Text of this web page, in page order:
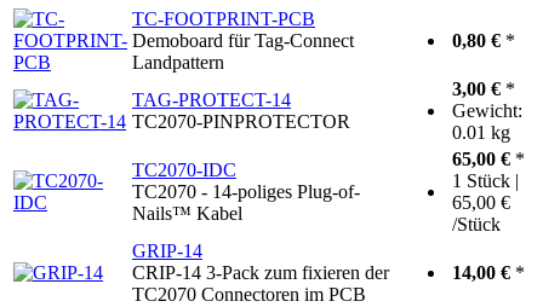
TC-FOOTPRINT-PCB
Demoboard für Tag-Connect
Landpattern
0,80 € *
TAG-PROTECT-14
TC2070-PINPROTECTOR
3,00 € *
Gewicht:
0.01 kg
TC2070-IDC
TC2070 - 14-poliges Plug-of-
Nails™ Kabel
65,00 € *
1 Stück |
65,00 €
/Stück
GRIP-14
CRIP-14 3-Pack zum fixieren der
TC2070 Connectoren im PCB
14,00 € *